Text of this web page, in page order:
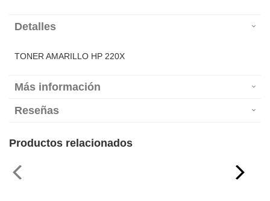
Detalles
TONER AMARILLO HP 220X
Más información
Reseñas
Productos relacionados